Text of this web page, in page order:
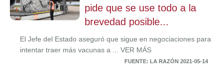
pide que se use todo a la
brevedad posible...
El Jefe del Estado aseguró que sigue en negociaciones para
intentar traer más vacunas a ... VER MÁS
FUENTE: LA RAZÓN 2021-05-14